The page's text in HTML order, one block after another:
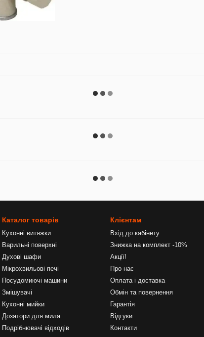
Каталог товарів
Кухонні витяжки
Варильні поверхні
Духові шафи
Мікрохвильові печі
Посудомиючі машини
Змішувачі
Кухонні мийки
Дозатори для мила
Подрібнювачі відходів
Клієнтам
Вхід до кабінету
Знижка на комплект -10%
Акції!
Про нас
Оплата і доставка
Обмін та повернення
Гарантія
Відгуки
Контакти